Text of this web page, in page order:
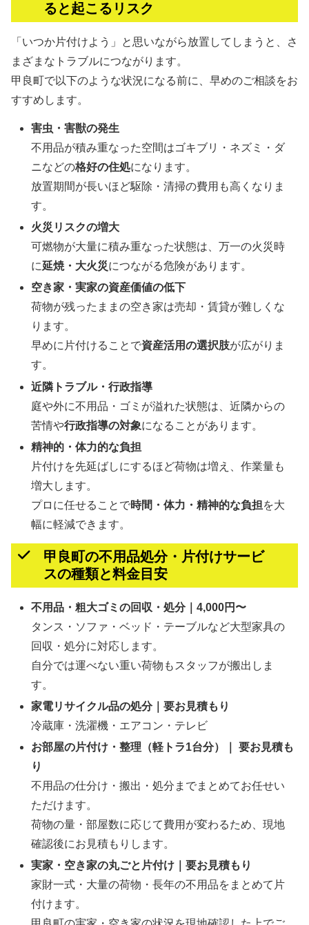
ると起こるリスク
「いつか片付けよう」と思いながら放置してしまうと、さ
まざまなトラブルにつながります。
甲良町で以下のような状況になる前に、早めのご相談をお
すすめします。
害虫・害獣の発生
不用品が積み重なった空間はゴキブリ・ネズミ・ダ
ニなどの格好の住処になります。
放置期間が長いほど駆除・清掃の費用も高くなりま
す。
火災リスクの増大
可燃物が大量に積み重なった状態は、万一の火災時
に延焼・大火災につながる危険があります。
空き家・実家の資産価値の低下
荷物が残ったままの空き家は売却・賃貸が難しくな
ります。
早めに片付けることで資産活用の選択肢が広がりま
す。
近隣トラブル・行政指導
庭や外に不用品・ゴミが溢れた状態は、近隣からの
苦情や行政指導の対象になることがあります。
精神的・体力的な負担
片付けを先延ばしにするほど荷物は増え、作業量も
増大します。
プロに任せることで時間・体力・精神的な負担を大
幅に軽減できます。
甲良町の不用品処分・片付けサービ
スの種類と料金目安
不用品・粗大ゴミの回収・処分｜4,000円〜
タンス・ソファ・ベッド・テーブルなど大型家具の
回収・処分に対応します。
自分では運べない重い荷物もスタッフが搬出しま
す。
家電リサイクル品の処分｜要お見積もり
冷蔵庫・洗濯機・エアコン・テレビ
お部屋の片付け・整理（軽トラ1台分）｜
要お見積も
り
不用品の仕分け・搬出・処分までまとめてお任せい
ただけます。
荷物の量・部屋数に応じて費用が変わるため、現地
確認後にお見積もりします。
実家・空き家の丸ごと片付け｜要お見積もり
家財一式・大量の荷物・長年の不用品をまとめて片
付けます。